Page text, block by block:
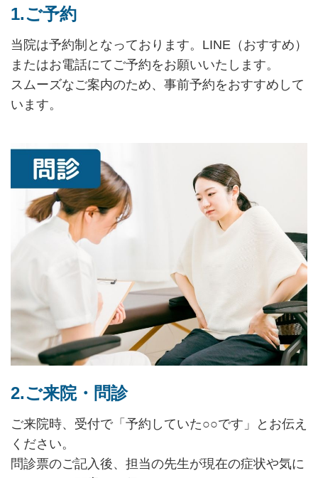
1.ご予約
当院は予約制となっております。LINE（おすすめ）
またはお電話にてご予約をお願いいたします。
スムーズなご案内のため、事前予約をおすすめして
います。
2.ご来院・問診
ご来院時、受付で「予約していた○○です」とお伝え
ください。
問診票のご記入後、担当の先生が現在の症状や気に